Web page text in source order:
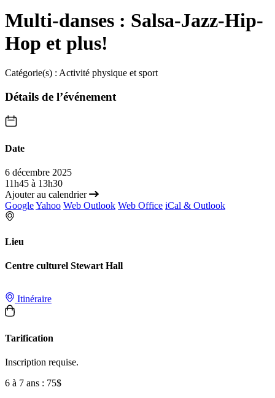
Multi-danses : Salsa-Jazz-Hip-
Hop et plus!
Catégorie(s) : Activité physique et sport
Détails de l’événement
Date
6 décembre 2025
11h45 à 13h30
Ajouter au calendrier
GoogleYahoo Web Outlook Web Office iCal & Outlook
Lieu
Centre culturel Stewart Hall
Itinéraire
Tarification
Inscription requise.
6 à 7 ans : 75$